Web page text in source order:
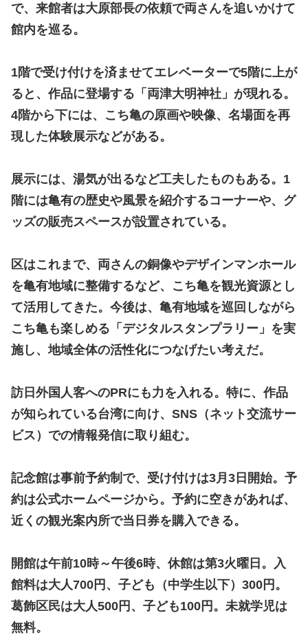
で、来館者は大原部長の依頼で両さんを追いかけて
館内を巡る。
1階で受け付けを済ませてエレベーターで5階に上が
ると、作品に登場する「両津大明神社」が現れる。
4階から下には、こち亀の原画や映像、名場面を再
現した体験展示などがある。
展示には、湯気が出るなど工夫したものもある。1
階には亀有の歴史や風景を紹介するコーナーや、グ
ッズの販売スペースが設置されている。
区はこれまで、両さんの銅像やデザインマンホール
を亀有地域に整備するなど、こち亀を観光資源とし
て活用してきた。今後は、亀有地域を巡回しながら
こち亀も楽しめる「デジタルスタンプラリー」を実
施し、地域全体の活性化につなげたい考えだ。
訪日外国人客へのPRにも力を入れる。特に、作品
が知られている台湾に向け、SNS（ネット交流サー
ビス）での情報発信に取り組む。
記念館は事前予約制で、受け付けは3月3日開始。予
約は公式ホームページから。予約に空きがあれば、
近くの観光案内所で当日券を購入できる。
開館は午前10時～午後6時、休館は第3火曜日。入
館料は大人700円、子ども（中学生以下）300円。
葛飾区民は大人500円、子ども100円。未就学児は
無料。